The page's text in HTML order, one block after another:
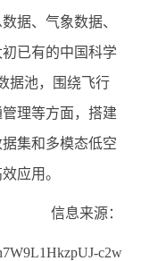
据、气象数据、
已有的中国科学
据池，围绕飞行
理等方面，搭建
集和多模态低空
应用。
信息来源：
c2w